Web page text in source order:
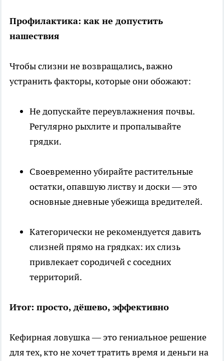
Профилактика: как не допустить
нашествия
Чтобы слизни не возвращались, важно
устранить факторы, которые они обожают:
Не допускайте переувлажнения почвы.
Регулярно рыхлите и пропалывайте
грядки.
Своевременно убирайте растительные
остатки, опавшую листву и доски — это
основные дневные убежища вредителей.
Категорически не рекомендуется давить
слизней прямо на грядках: их слизь
привлекает сородичей с соседних
территорий.
Итог: просто, дёшево, эффективно
Кефирная ловушка — это гениальное решение
для тех, кто не хочет тратить время и деньги на